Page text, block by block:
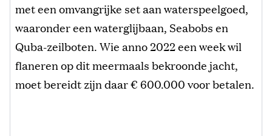
met een omvangrijke set aan waterspeelgoed,
waaronder een waterglijbaan, Seabobs en
Quba-zeilboten. Wie anno 2022 een week wil
flaneren op dit meermaals bekroonde jacht,
moet bereidt zijn daar € 600.000 voor betalen.